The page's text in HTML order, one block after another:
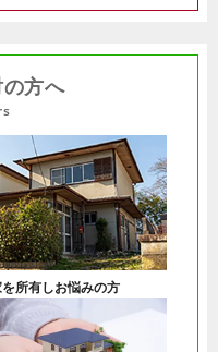
方へ
を所有しお悩みの方